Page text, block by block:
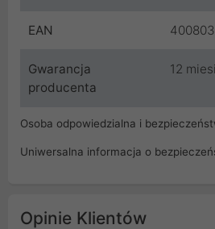
EAN
Gwarancja
producenta
12
Osoba odpowiedzialna i
Uniwersalna informacja o
Opinie Klientów